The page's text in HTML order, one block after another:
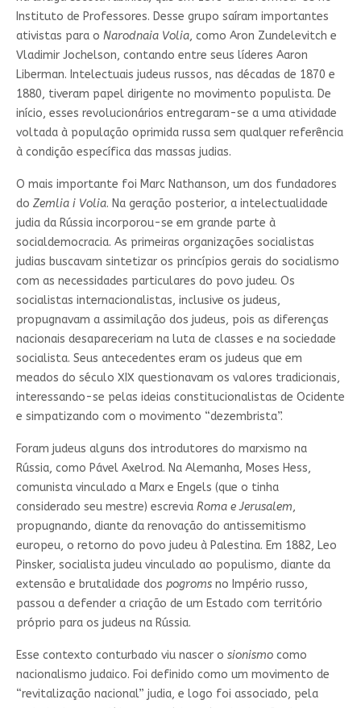
Instituto de Professores. Desse grupo saíram importantes
ativistas para o Narodnaia Volia, como Aron Zundelevitch e
Vladimir Jochelson, contando entre seus líderes Aaron
Liberman. Intelectuais judeus russos, nas décadas de 1870 e
1880, tiveram papel dirigente no movimento populista. De
início, esses revolucionários entregaram-se a uma atividade
voltada à população oprimida russa sem qualquer referência
à condição específica das massas judias.
O mais importante foi Marc Nathanson, um dos fundadores
do Zemlia i Volia. Na geração posterior, a intelectualidade
judia da Rússia incorporou-se em grande parte à
socialdemocracia. As primeiras organizações socialistas
judias buscavam sintetizar os princípios gerais do socialismo
com as necessidades particulares do povo judeu. Os
socialistas internacionalistas, inclusive os judeus,
propugnavam a assimilação dos judeus, pois as diferenças
nacionais desapareceriam na luta de classes e na sociedade
socialista. Seus antecedentes eram os judeus que em
meados do século XIX questionavam os valores tradicionais,
interessando-se pelas ideias constitucionalistas de Ocidente
e simpatizando com o movimento “dezembrista”.
Foram judeus alguns dos introdutores do marxismo na
Rússia, como Pável Axelrod. Na Alemanha, Moses Hess,
comunista vinculado a Marx e Engels (que o tinha
considerado seu mestre) escrevia Roma e Jerusalem,
propugnando, diante da renovação do antissemitismo
europeu, o retorno do povo judeu à Palestina. Em 1882, Leo
Pinsker, socialista judeu vinculado ao populismo, diante da
extensão e brutalidade dos pogromsno Império russo,
passou a defender a criação de um Estado com território
próprio para os judeus na Rússia.
Esse contexto conturbado viu nascer o sionismocomo
nacionalismo judaico. Foi definido como um movimento de
“revitalização nacional” judia, e logo foi associado, pela